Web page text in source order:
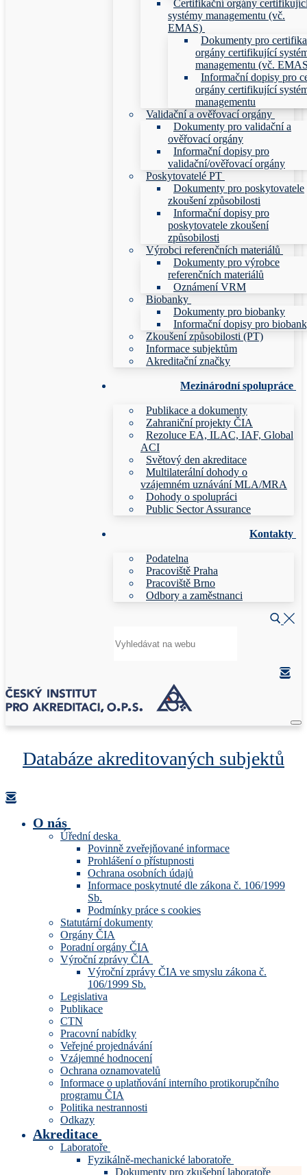
Certifikační orgány
systémy managementu (vč.
EMAS)
Dokumenty pro
orgány certifikující
managementu (vč.
Informační dopisy pro
orgány certifikující
managementu
Validační a ověřovací orgány
Dokumenty pro validační a
ověřovací orgány
Informační dopisy pro
validační/ověřovací orgány
Poskytovatelé PT
Dokumenty pro poskytovatele
zkoušení způsobilosti
Informační dopisy pro
poskytovatele zkoušení
způsobilosti
Výrobci referenčních materiálů
Dokumenty pro výrobce
referenčních materiálů
Oznámení VRM
Biobanky
Dokumenty pro biobanky
Informační dopisy pro
Zkoušení způsobilosti (PT)
Informace subjektům
Akreditační značky
Mezinárodní spolupráce
Publikace a dokumenty
Zahraniční projekty ČIA
Rezoluce EA, ILAC, IAF, Global
ACI
Světový den akreditace
Multilaterální dohody o
vzájemném uznávání MLA/MRA
Dohody o spolupráci
Public Sector Assurance
Kontakty
Podatelna
Pracoviště Praha
Pracoviště Brno
Odbory a zaměstnanci
Databáze akreditovaných subjektů
O nás
Úřední deska
Povinně zveřejňované informace
Prohlášení o přístupnosti
Ochrana osobních údajů
Informace poskytnuté dle zákona č. 106/1999
Sb.
Podmínky práce s cookies
Statutární dokumenty
Orgány ČIA
Poradní orgány ČIA
Výroční zprávy ČIA
Výroční zprávy ČIA ve smyslu zákona č.
106/1999 Sb.
Legislativa
Publikace
CTN
Pracovní nabídky
Veřejné projednávání
Vzájemné hodnocení
Ochrana oznamovatelů
Informace o uplatňování interního protikorupčního
programu ČIA
Politika nestrannosti
Odkazy
Akreditace
Laboratoře
Fyzikálně-mechanické laboratoře
Dokumenty pro zkušební laboratoře